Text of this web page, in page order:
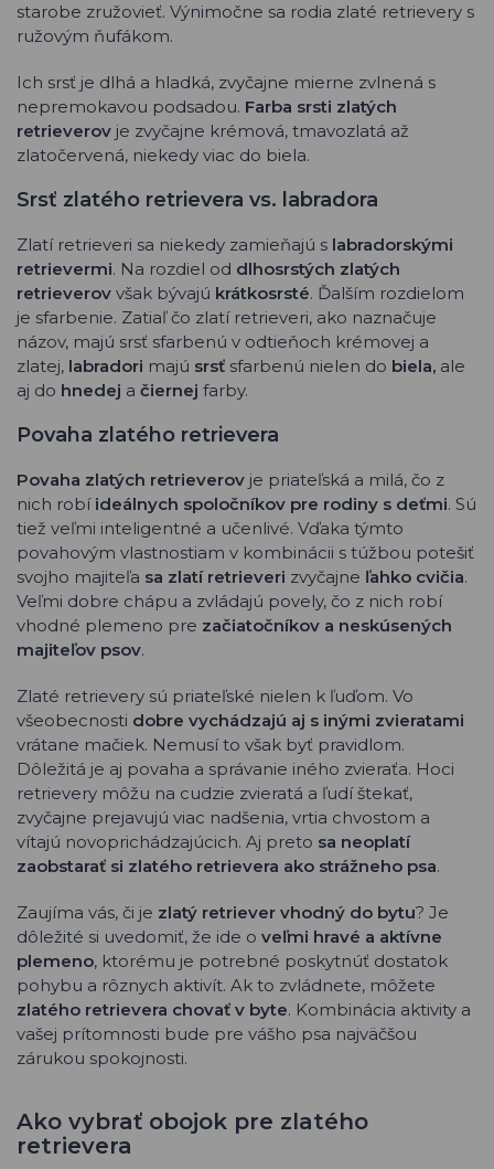
starobe zružovieť. Výnimočne sa rodia zlaté retrievery s
ružovým ňufákom.
Ich srsť je dlhá a hladká, zvyčajne mierne zvlnená s
nepremokavou podsadou. Farba srsti zlatých
retrieverov je zvyčajne krémová, tmavozlatá až
zlatočervená, niekedy viac do biela.
Srsť zlatého retrievera vs. labradora
Zlatí retrieveri sa niekedy zamieňajú s labradorskými
retrievermi. Na rozdiel od dlhosrstých zlatých
retrieverov však bývajú krátkosrsté. Ďalším rozdielom
je sfarbenie. Zatiaľ čo zlatí retrieveri, ako naznačuje
názov, majú srsť sfarbenú v odtieňoch krémovej a
zlatej, labradori majú srsť sfarbenú nielen do biela, ale
aj do hnedej a čiernej farby.
Povaha zlatého retrievera
Povaha zlatých retrieverov je priateľská a milá, čo z
nich robí ideálnych spoločníkov pre rodiny s deťmi. Sú
tiež veľmi inteligentné a učenlivé. Vďaka týmto
povahovým vlastnostiam v kombinácii s túžbou potešiť
svojho majiteľa sa zlatí retrieveri zvyčajne ľahko cvičia.
Veľmi dobre chápu a zvládajú povely, čo z nich robí
vhodné plemeno pre začiatočníkov a neskúsených
majiteľov psov.
Zlaté retrievery sú priateľské nielen k ľuďom. Vo
všeobecnosti dobre vychádzajú aj s inými zvieratami
vrátane mačiek. Nemusí to však byť pravidlom.
Dôležitá je aj povaha a správanie iného zvieraťa. Hoci
retrievery môžu na cudzie zvieratá a ľudí štekať,
zvyčajne prejavujú viac nadšenia, vrtia chvostom a
vítajú novoprichádzajúcich. Aj preto sa neoplatí
zaobstarať si zlatého retrievera ako strážneho psa.
Zaujíma vás, či je zlatý retriever vhodný do bytu? Je
dôležité si uvedomiť, že ide o veľmi hravé a aktívne
plemeno, ktorému je potrebné poskytnúť dostatok
pohybu a rôznych aktivít. Ak to zvládnete, môžete
zlatého retrievera chovať v byte. Kombinácia aktivity a
vašej prítomnosti bude pre vášho psa najväčšou
zárukou spokojnosti.
Ako vybrať obojok pre zlatého
retrievera